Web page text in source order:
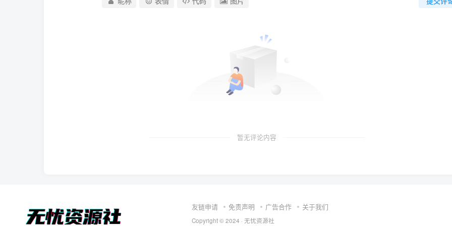
暂无评论内容
友链申请 免责声明 广告合作 关于我们
Copyright © 2024 · 无忧资源社